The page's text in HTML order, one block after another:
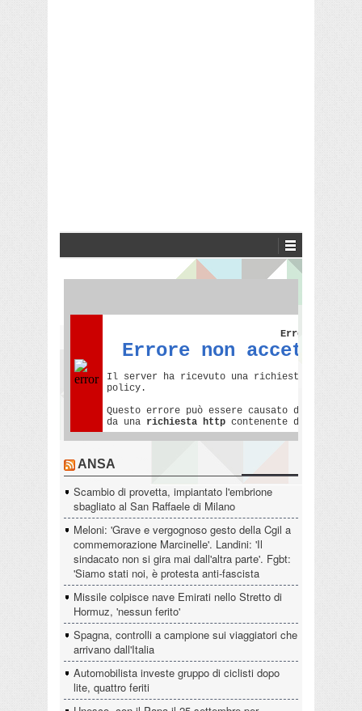
ANSA
Scambio di provetta, impiantato l'embrione
sbagliato al San Raffaele di Milano
Meloni: 'Grave e vergognoso gesto della Cgil a
commemorazione Marcinelle'. Landini: 'Il
sindacato non si gira mai dall'altra parte'. Fgbt:
'Siamo stati noi, è protesta anti-fascista
Missile colpisce nave Emirati nello Stretto di
Hormuz, 'nessun ferito'
Spagna, controlli a campione sui viaggiatori che
arrivano dall'Italia
Automobilista investe gruppo di ciclisti dopo
lite, quattro feriti